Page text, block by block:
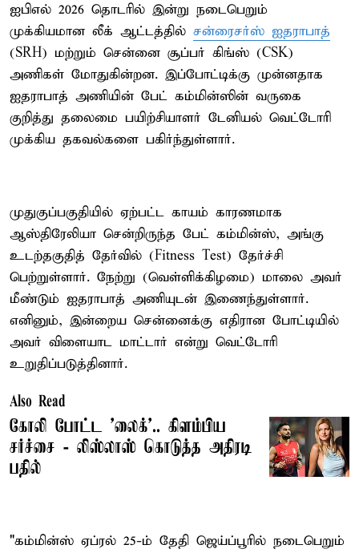
ஐபிஎல் 2026 தொடரில் இன்று நடைபெறும்
முக்கியமான லீக் ஆட்டத்தில் சன்ரைசர்ஸ் ஐதராபாத்
(SRH) மற்றும் சென்னை சூப்பர் கிங்ஸ் (CSK)
அணிகள் மோதுகின்றன. இப்போட்டிக்கு முன்னதாக
ஐதராபாத் அணியின் பேட் கம்மின்ஸின் வருகை
குறித்து தலைமை பயிற்சியாளர் டேனியல் வெட்டோரி
முக்கிய தகவல்களை பகிர்ந்துள்ளார்.
முதுகுப்பகுதியில் ஏற்பட்ட காயம் காரணமாக
ஆஸ்திரேலியா சென்றிருந்த பேட் கம்மின்ஸ், அங்கு
உடற்தகுதித் தேர்வில் (Fitness Test) தேர்ச்சி
பெற்றுள்ளார். நேற்று (வெள்ளிக்கிழமை) மாலை அவர்
மீண்டும் ஐதராபாத் அணியுடன் இணைந்துள்ளார்.
எனினும், இன்றைய சென்னைக்கு எதிரான போட்டியில்
அவர் விளையாட மாட்டார் என்று வெட்டோரி
உறுதிப்படுத்தினார்.
Also Read
கோலி போட்ட 'லைக்'.. கிளம்பிய
சர்ச்சை - லிஸ்லாஸ் கொடுத்த அதிரடி
பதில்
"கம்மின்ஸ் ஏப்ரல் 25-ம் தேதி ஜெய்ப்பூரில் நடைபெறும்